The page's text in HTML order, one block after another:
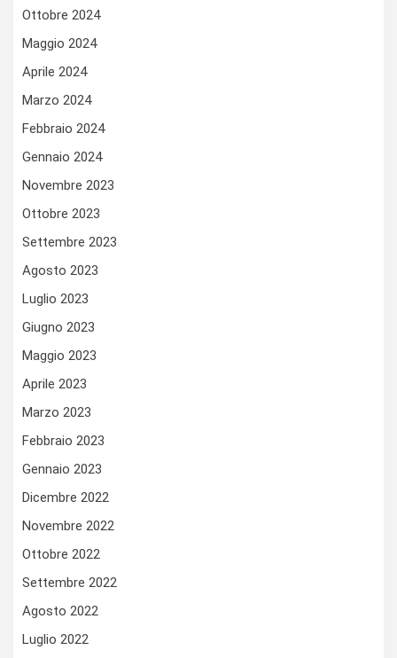
Ottobre 2024
Maggio 2024
Aprile 2024
Marzo 2024
Febbraio 2024
Gennaio 2024
Novembre 2023
Ottobre 2023
Settembre 2023
Agosto 2023
Luglio 2023
Giugno 2023
Maggio 2023
Aprile 2023
Marzo 2023
Febbraio 2023
Gennaio 2023
Dicembre 2022
Novembre 2022
Ottobre 2022
Settembre 2022
Agosto 2022
Luglio 2022